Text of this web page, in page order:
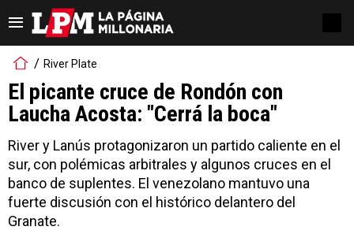
River Plate
El picante cruce de Rondón con
Laucha Acosta: "Cerrá la boca"
River y Lanús protagonizaron un partido caliente en el
sur, con polémicas arbitrales y algunos cruces en el
banco de suplentes. El venezolano mantuvo una
fuerte discusión con el histórico delantero del
Granate.